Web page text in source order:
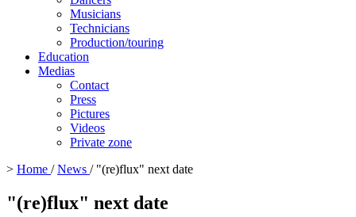
Musicians
Technicians
Production/touring
Education
Medias
Contact
Press
Pictures
Videos
Private zone
> Home /News / "(re)flux" next date
"(re)flux" next date